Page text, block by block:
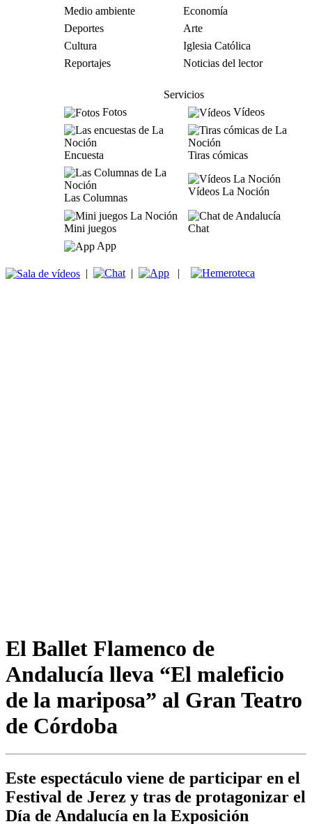
Medio ambiente
Economía
Deportes
Arte
Cultura
Iglesia Católica
Reportajes
Noticias del lector
Servicios
Fotos
Vídeos
Encuesta Tiras cómicas
Las Columnas
Vídeos La Noción
Mini juegos
Chat
App
| | |
El Ballet Flamenco de
Andalucía lleva “El maleficio
de la mariposa” al Gran Teatro
de Córdoba
Este espectáculo viene de participar en el
Festival de Jerez y tras de protagonizar el
Día de Andalucía en la Exposición